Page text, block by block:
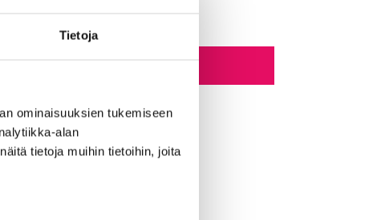
Tietoja
ominaisuuksien tukemiseen
alan
tietoja muihin tietoihin, joita
kasvurahastoa